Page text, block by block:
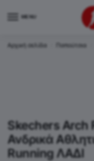
MENU
Αρχική σελίδα Παπούτσια
Skechers Arch
Ανδρικά
Running ΛΑΔΙ